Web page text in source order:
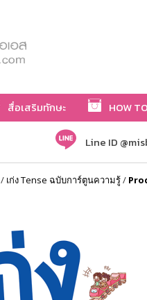
สื่อเสริมทักษะ HOW
Line ID
/ เก่ง Tense ฉบับการ์ตูนความรู้/